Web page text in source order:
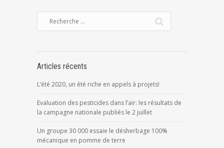
Articles récents
L’été 2020, un été riche en appels à projets!
Evaluation des pesticides dans l’air: les résultats de
la campagne nationale publiés le 2 juillet
Un groupe 30 000 essaie le désherbage 100%
mécanique en pomme de terre